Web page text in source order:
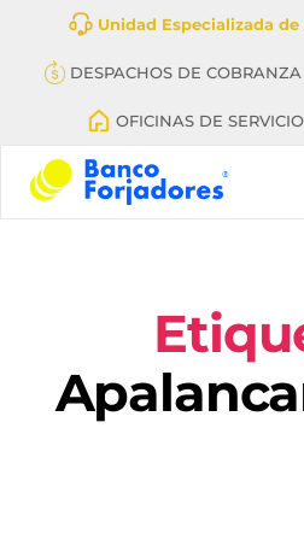
Unidad Especializada
DESPACHOS DE COBRANZA
OFICINAS DE SERVICIO